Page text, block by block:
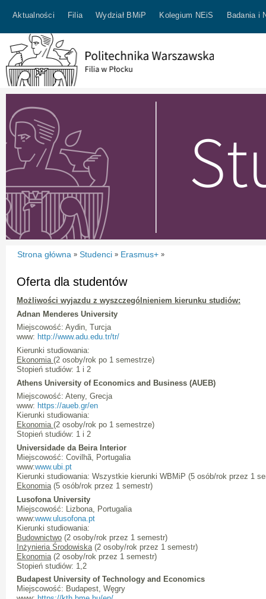
Aktualności Filia Wydział BMiP Kolegium NEiS Badania i
Strona główna » Studenci » Erasmus+ »
Oferta dla studentów
Możliwości wyjazdu z wyszczególnieniem kierunku studiów:
Adnan Menderes University
Miejscowość: Aydin, Turcja
www: http://www.adu.edu.tr/tr/
Kierunki studiowania:
Ekonomia (2 osoby/rok po 1 semestrze)
Stopień studiów: 1 i 2
Athens University of Economics and Business (AUEB)
Miejscowość: Ateny, Grecja
www: https://aueb.gr/en
Kierunki studiowania:
Ekonomia (2 osoby/rok po 1 semestrze)
Stopień studiów: 1 i 2
Universidade da Beira Interior
Miejscowość: Covilhã, Portugalia
www:www.ubi.pt
Kierunki studiowania: Wszystkie kierunki WBMiP (5 osób/rok przez 1
Ekonomia (5 osób/rok przez 1 semestr)
Lusofona University
Miejscowość: Lizbona, Portugalia
www:www.ulusofona.pt
Kierunki studiowania:
Budownictwo (2 osoby/rok przez 1 semestr)
Inżynieria Środowiska (2 osoby/rok przez 1 semestr)
Ekonomia (2 osoby/rok przez 1 semestr)
Stopień studiów: 1,2
Budapest University of Technology and Economics
Miejscowość: Budapest, Węgry